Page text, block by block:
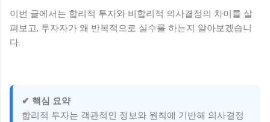
이번 글에서는 합리적 투자와 비합리적 의사결정의 차이를 살
펴보고, 투자자가 왜 반복적으로 실수를 하는지 알아보겠습니
다.
✔ 핵심 요약
합리적 투자는 객관적인 정보와 원칙에 기반해 의사결정